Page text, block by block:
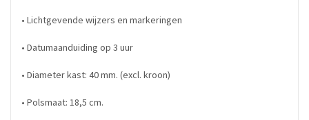
• Lichtgevende wijzers en markeringen
• Datumaanduiding op 3 uur
• Diameter kast: 40 mm. (excl. kroon)
• Polsmaat: 18,5 cm.